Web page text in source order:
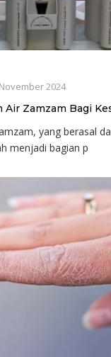
2024
Zamzam Bagi
yang berasal
menjadi bagian p